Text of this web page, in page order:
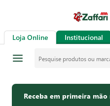
Loja Online Institucional
Receba em primeira mão